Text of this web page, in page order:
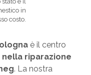
in
costo.
è il centro
riparazione
. La nostra